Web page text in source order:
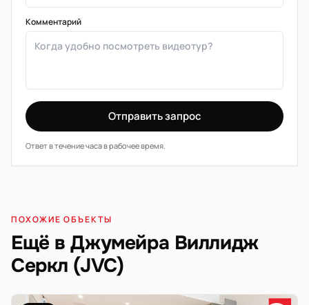
Комментарий
Отправить запрос
Ответ в течение часа в рабочее время.
ПОХОЖИЕ ОБЪЕКТЫ
Ещё в Джумейра Виллидж
Серкл (JVC)